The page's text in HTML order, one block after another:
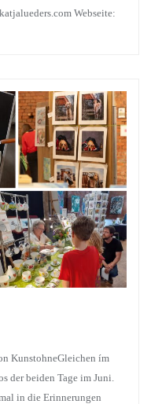
Webseite:
KunstohneGleichen ím
der beiden Tage im Juni.
in die Erinnerungen